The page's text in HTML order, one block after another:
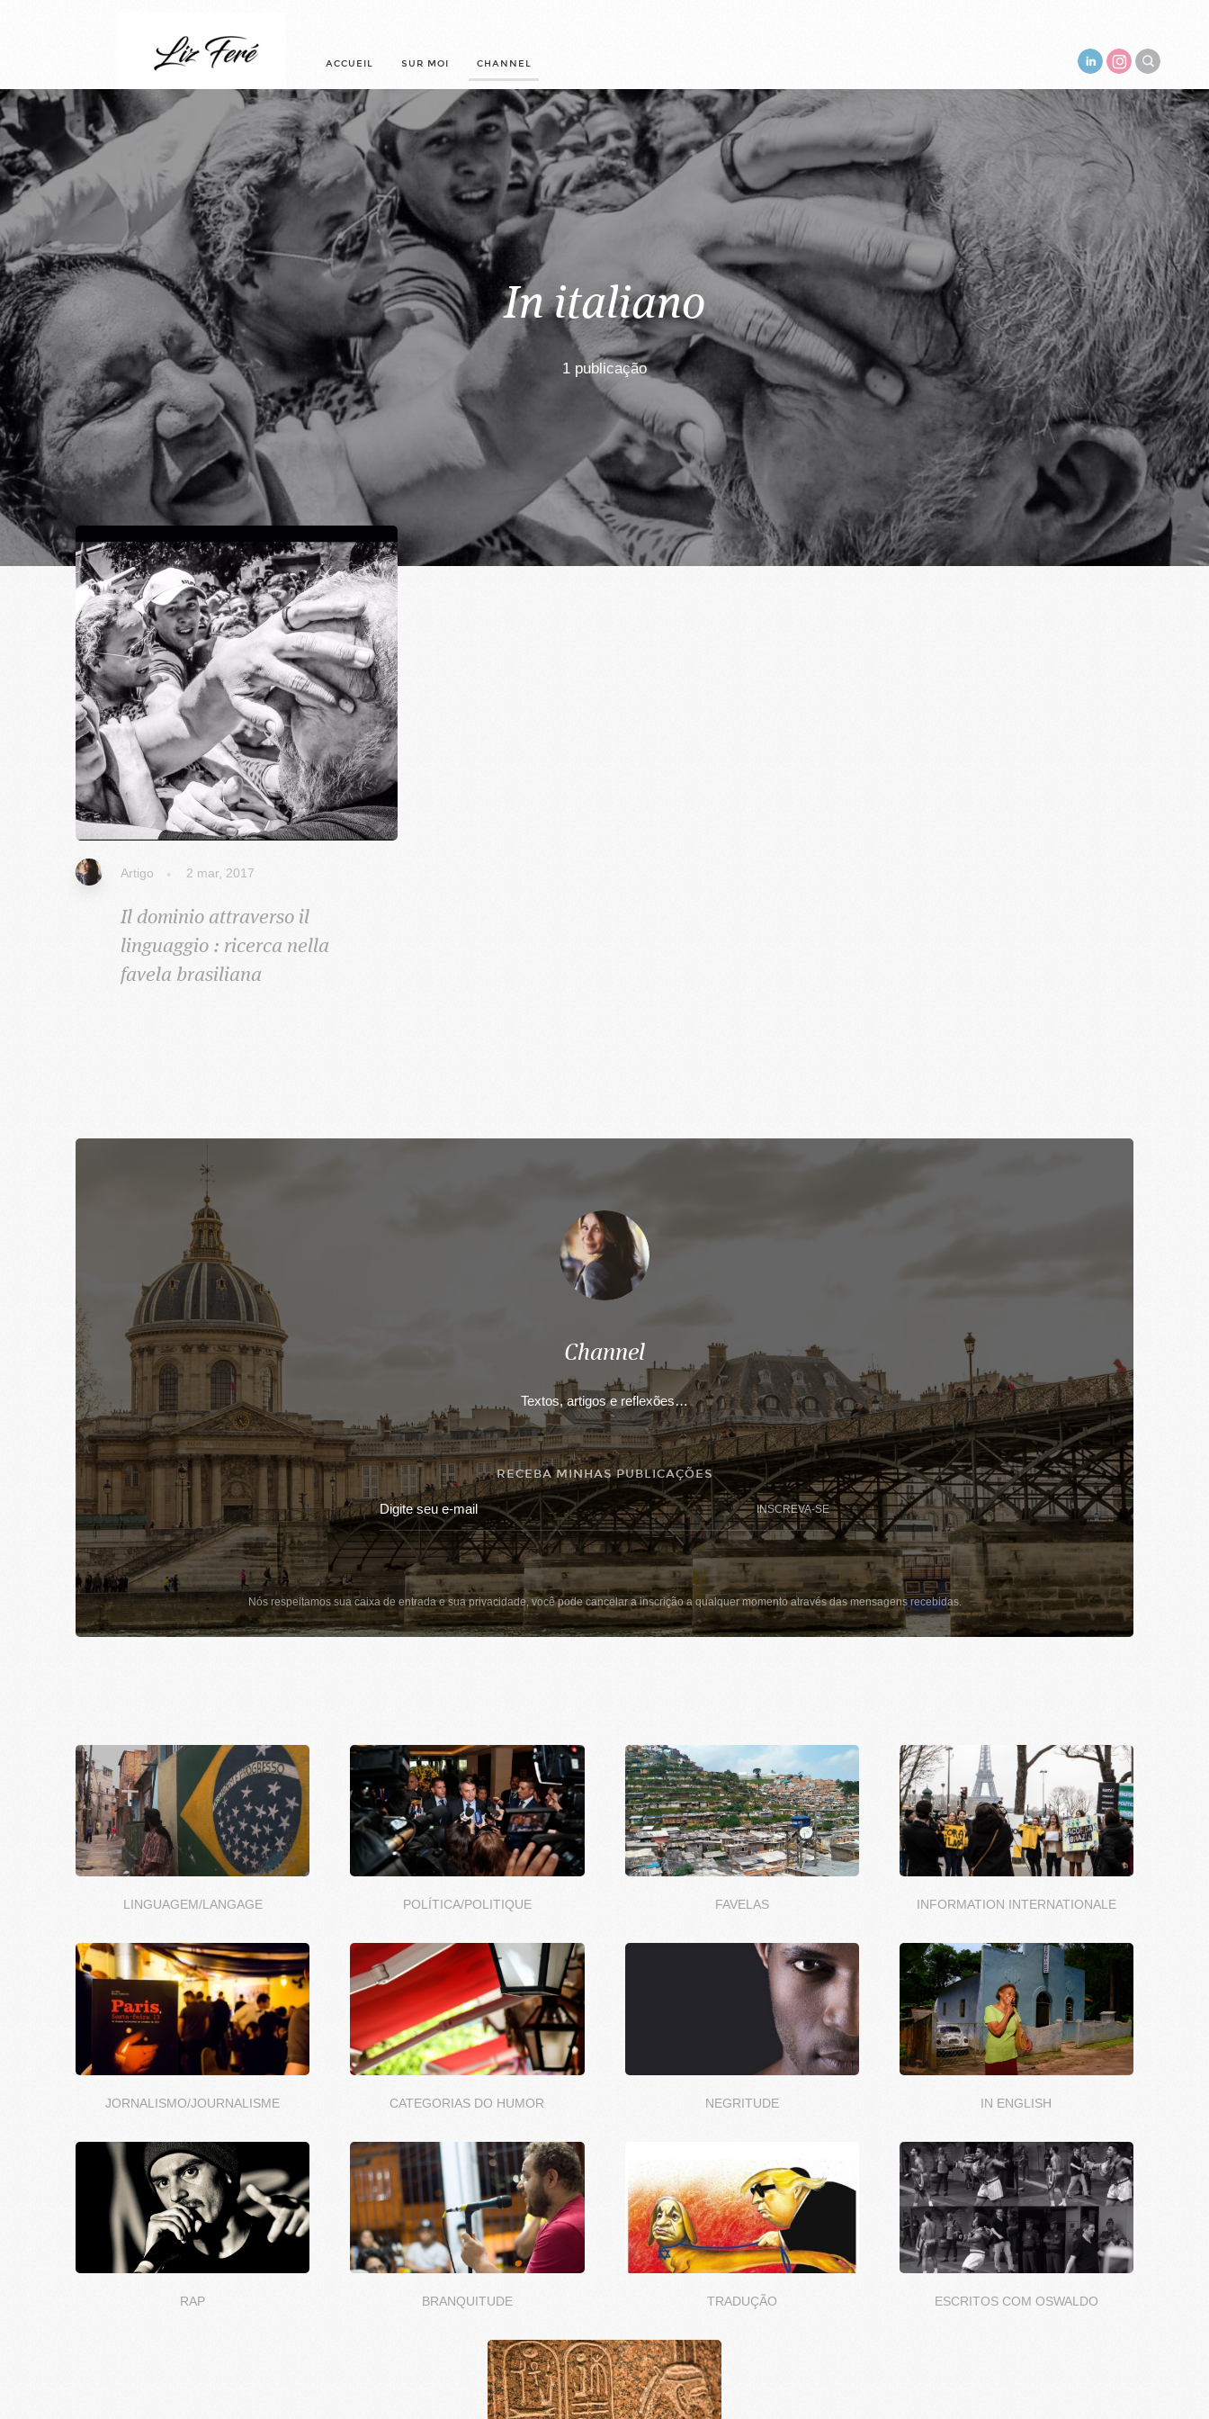
ACCUEIL SUR MOI CHANNEL
In italiano
1 publicação
Artigo 2 mar, 2017
Il dominio attraverso il
linguaggio : ricerca nella
favela brasiliana
Channel
Textos, artigos e reflexões…
RECEBA MINHAS PUBLICAÇÕES
INSCREVA-SE
Nós respeitamos sua caixa de entrada e sua privacidade, você pode cancelar a inscrição a qualquer momento através das mensagens recebidas.
LINGUAGEM/LANGAGE POLÍTICA/POLITIQUE FAVELAS INFORMATION INTERNATIONALE
JORNALISMO/JOURNALISME CATEGORIAS DO HUMOR NEGRITUDE IN ENGLISH
RAP BRANQUITUDE TRADUÇÃO ESCRITOS COM OSWALDO